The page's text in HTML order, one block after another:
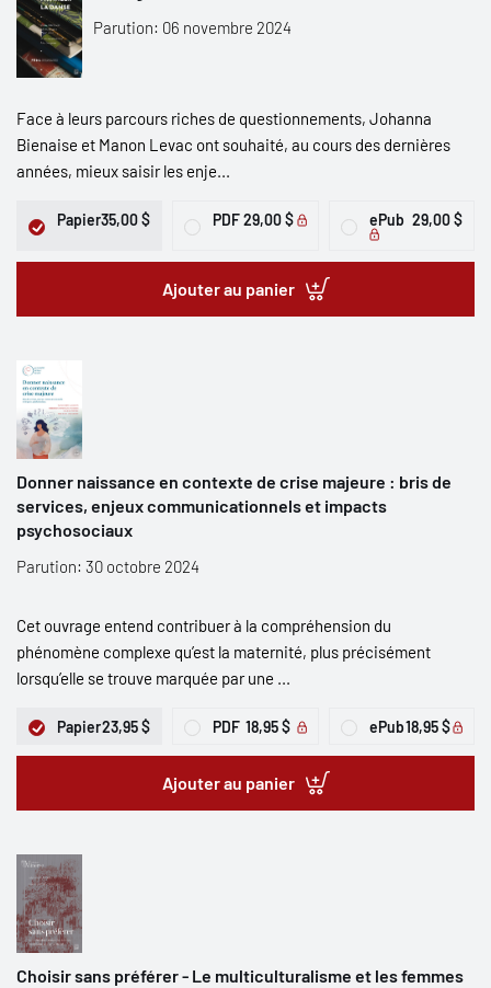
Parution: 06 novembre 2024
Face à leurs parcours riches de questionnements, Johanna
Bienaise et Manon Levac ont souhaité, au cours des dernières
années, mieux saisir les enje...
Papier35,00 $ PDF29,00 $ ePub 29,00 $
Ajouter au panier
Donner naissance en contexte de crise majeure : bris de
services, enjeux communicationnels et impacts
psychosociaux
Parution: 30 octobre 2024
Cet ouvrage entend contribuer à la compréhension du
phénomène complexe qu’est la maternité, plus précisément
lorsqu’elle se trouve marquée par une ...
Papier23,95 $ PDF 18,95 $ ePub18,95 $
Ajouter au panier
Choisir sans préférer - Le multiculturalisme et les femmes